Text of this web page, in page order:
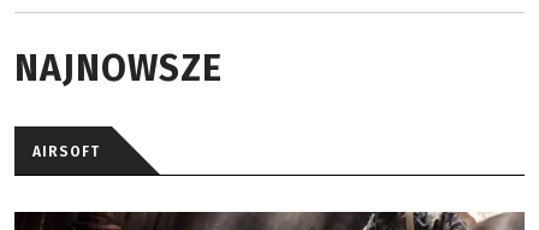
NAJNOWSZE
AIRSOFT